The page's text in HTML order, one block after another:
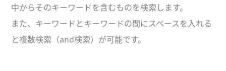
中からそのキーワードを含むものを検索します。
また、キーワードとキーワードの間にスペースを入れる
と複数検索（and検索）が可能です。